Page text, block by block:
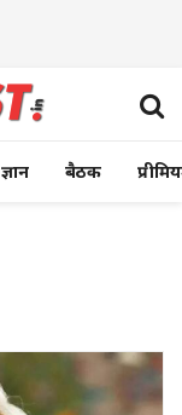
ज्ञान बैठक